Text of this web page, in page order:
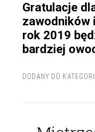
Gratulacje
zawodników
rok 2019
bardziej
DODANY DO